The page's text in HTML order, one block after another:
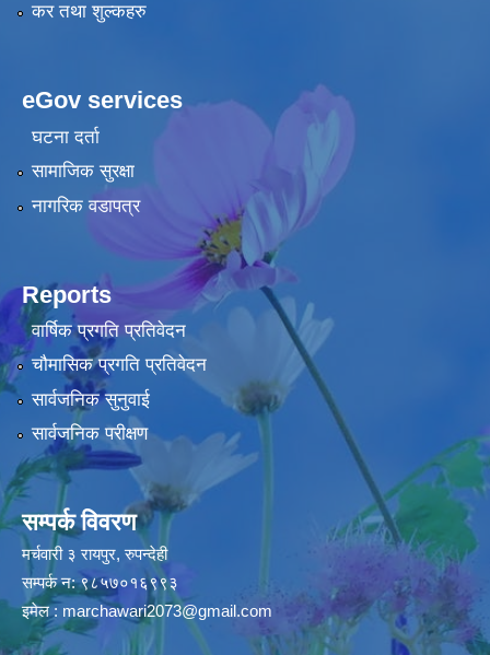
कर तथा शुल्कहरु
eGov services
घटना दर्ता
सामाजिक सुरक्षा
नागरिक वडापत्र
Reports
वार्षिक प्रगति प्रतिवेदन
चौमासिक प्रगति प्रतिवेदन
सार्वजनिक सुनुवाई
सार्वजनिक परीक्षण
सम्पर्क विवरण
मर्चवारी ३ रायपुर, रुपन्देही
सम्पर्क न: ९८५७०१६९९३
इमेल : marchawari2073@gmail.com